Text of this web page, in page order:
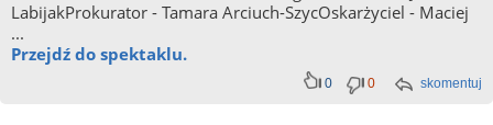
LabijakProkurator - Tamara Arciuch-SzycOskarżyciel - Maciej
...
Przejdź do spektaklu.
skomentuj
0 0